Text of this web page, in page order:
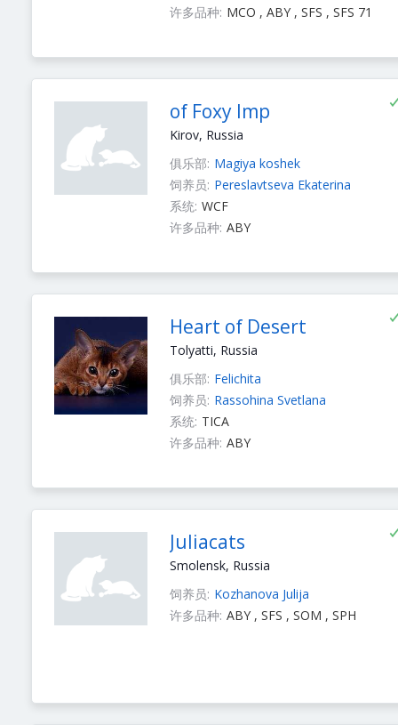
许多品种: MCO , ABY , SFS , SFS 71
of Foxy Imp
Kirov, Russia
俱乐部: Magiya koshek
饲养员: Pereslavtseva Ekaterina
系统: WCF
许多品种: ABY
Heart of Desert
Tolyatti, Russia
俱乐部: Felichita
饲养员: Rassohina Svetlana
系统: TICA
许多品种: ABY
Juliacats
Smolensk, Russia
饲养员: Kozhanova Julija
许多品种: ABY , SFS , SOM , SPH